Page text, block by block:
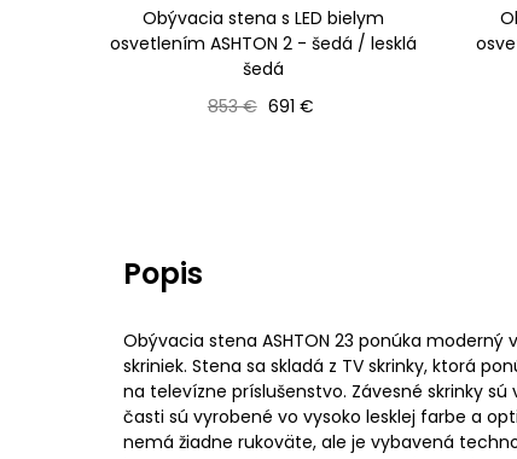
Obývacia stena s LED bielym
osvetlením ASHTON 2 - šedá / lesklá
šedá
Bežná cena
853 € Cena
691 €
Popis
Obývacia stena ASHTON 23 ponúka
skriniek. Stena sa skladá z TV skrinky, ktorá
na televízne príslušenstvo. Závesné skrinky
časti sú vyrobené vo vysoko lesklej farbe a
nemá žiadne rukoväte, ale je vybavená